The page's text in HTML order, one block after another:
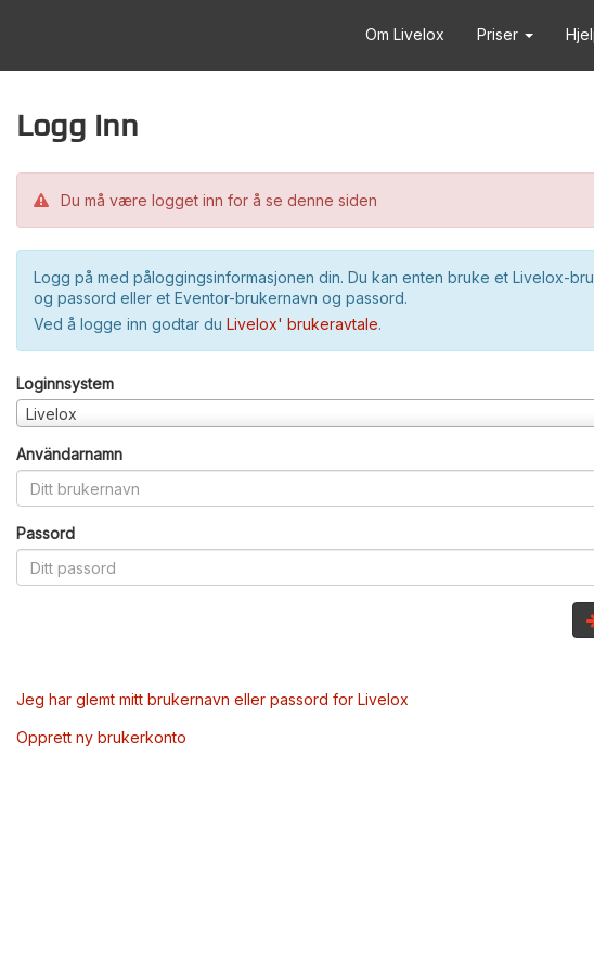
Om Livelox Priser
Logg inn
Du må være logget inn for å se denne siden
Logg på med påloggingsinformasjonen din. Du kan enten bruke et Livelox-
og passord eller et Eventor-brukernavn og passord.
Ved å logge inn godtar du Livelox' brukeravtale.
Loginnsystem
Livelox
Användarnamn
Passord
Jeg har glemt mitt brukernavn eller passord for Livelox
Opprett ny brukerkonto